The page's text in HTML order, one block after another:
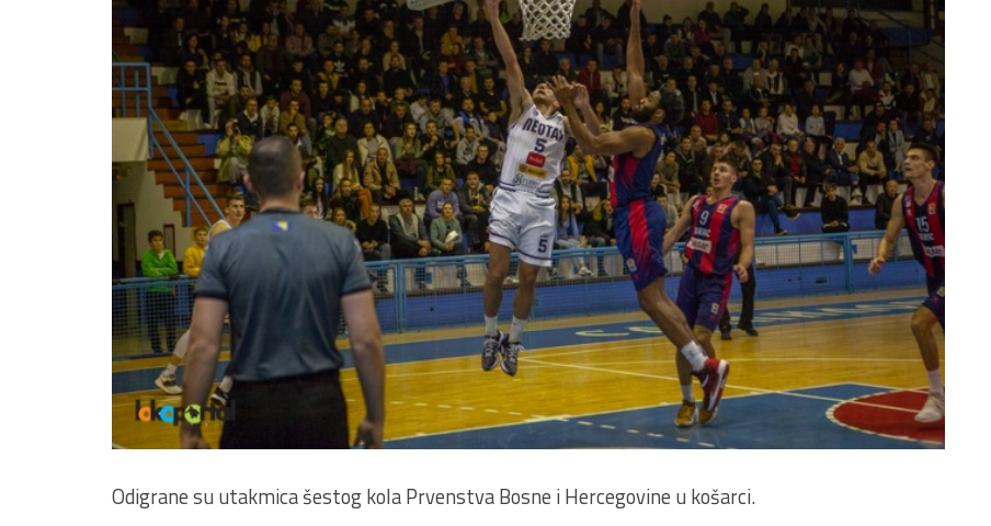
Odigrane su utakmica šestog kola Prvenstva Bosne i Hercegovine u košarci.